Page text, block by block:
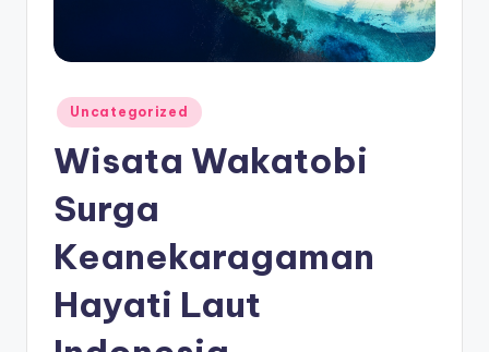
Posted
in
Uncategorized
Wisata Wakatobi
Surga
Keanekaragaman
Hayati Laut